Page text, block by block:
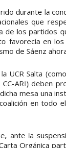
durante la
que
de los partidos
favorecía en los
de Sáenz
UCR Salta
ARI) deben
mesa una
en todo
ante la
Orgánica